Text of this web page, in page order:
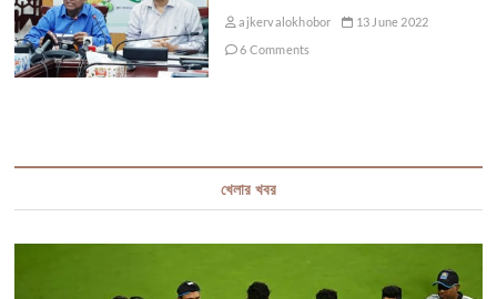
ajkervalokhobor
13 June 2022
6 Comments
খেলার খবর